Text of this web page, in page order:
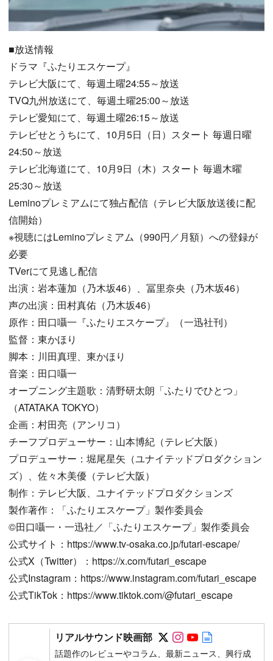
■放送情報
ドラマ『ふたりエスケープ』
テレビ大阪にて、毎週土曜24:55～放送
TVQ九州放送にて、毎週土曜25:00～放送
テレビ愛知にて、毎週土曜26:15～放送
テレビせとうちにて、10月5日（日）スタート 毎週日曜
24:50～放送
テレビ北海道にて、10月9日（木）スタート 毎週木曜
25:30～放送
Leminoプレミアムにて独占配信（テレビ大阪放送後に配
信開始）
※視聴にはLeminoプレミアム（990円／月額）への登録が
必要
TVerにて見逃し配信
出演：岩本蓮加（乃木坂46）、冨里奈央（乃木坂46）
声の出演：田村真佑（乃木坂46）
原作：田口囁一『ふたりエスケープ』（一迅社刊）
監督：東かほり
脚本：川田真理、東かほり
音楽：田口囁一
オープニング主題歌：清野研太朗「ふたりでひとつ」
（ATATAKA TOKYO）
企画：村田亮（アンリコ）
チーフプロデューサー：山本博紀（テレビ大阪）
プロデューサー：堀尾星矢（ユナイテッドプロダクション
ズ）、佐々木美優（テレビ大阪）
制作：テレビ大阪、ユナイテッドプロダクションズ
製作著作：「ふたりエスケープ」製作委員会
©田口囁一・一迅社／「ふたりエスケープ」製作委員会
公式サイト：https://www.tv-osaka.co.jp/futari-escape/
公式X（Twitter）：https://x.com/futari_escape
公式Instagram：https://www.instagram.com/futari_escape
公式TikTok：https://www.tiktok.com/@futari_escape
リアルサウンド映画部 Follow on SNS
Follow on SNS
Follow on
話題作のレビューやコラム、最新ニュース、興行成